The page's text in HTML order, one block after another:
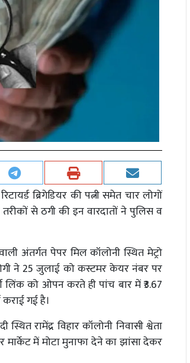
ब्रिगेडियर की पत्नी समेत चार लोगों
से ठगी की इन वारदातों ने पुलिस व
अंतर्गत पेपर मिल कॉलोनी स्थित मेट्रो
ने 25 जुलाई को कस्टमर केयर नंबर पर
को ओपन करते ही पांच बार में ₹3.67
गई है।
रामेंद्र विहार कॉलोनी निवासी श्वेता
में मोटा मुनाफा देने का झांसा देकर